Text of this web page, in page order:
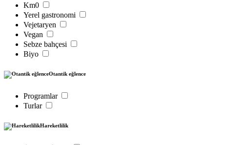
Km0
Yerel gastronomi
Vejetaryen
Vegan
Sebze bahçesi
Biyo
Otantik eğlence
Programlar
Turlar
Hareketlilik